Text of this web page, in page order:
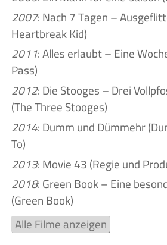
2007: Nach 7 Tagen –
Heartbreak Kid)
2011: Alles erlaubt – Eine
Pass)
2012: Die Stooges – Drei
(The Three Stooges)
2014: Dumm und Dümmehr
To)
2013: Movie 43 (Regie und
2018: Green Book – Eine
(Green Book)
Alle Filme anzeigen